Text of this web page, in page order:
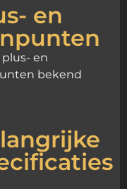
en
plus- en
bekend